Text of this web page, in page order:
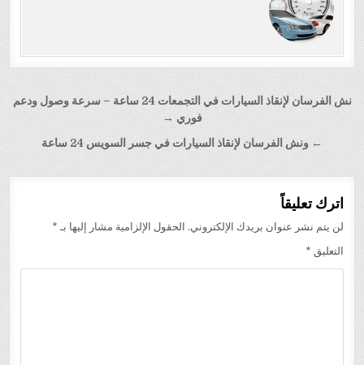
تصفّح
نش الفرسان لإنقاذ السيارات في التجمعات 24 ساعة – سرعة وصول ودعم
فوري →
← ونش الفرسان لإنقاذ السيارات في جسر السويس 24 ساعة
اترك تعليقاً
لن يتم نشر عنوان بريدك الإلكتروني. الحقول الإلزامية مشار إليها بـ *
التعليق *